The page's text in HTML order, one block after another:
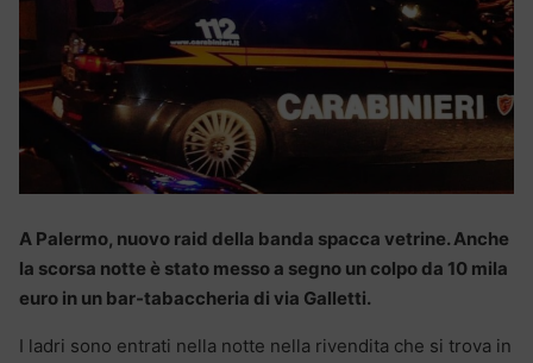
A Palermo, nuovo raid della banda spacca vetrine. Anche
la scorsa notte è stato messo a segno un colpo da 10 mila
euro in un bar-tabaccheria di via Galletti.
I ladri sono entrati nella notte nella rivendita che si trova in